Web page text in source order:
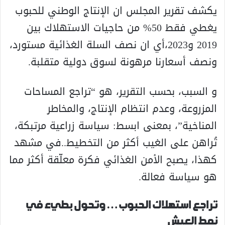
يكشف تقرير المجلس ان الإنتاج الوطني للحبوب
يغطي فقط 50% من حاجيات الاستهلاك بين
2019 و2023،أي ان نصف السلة الغذائية مستورد،
ونصف أسعارنا مرهونة لسوق دولية متقلبة.
و السبب، بحسب التقرير، هو “تراجع المساحات
المزروعة، وعدم انتظام الإنتاج، والمخاطر
المناخية”، بمعنى ابسط: سياسة زراعية مرتبكة،
تُراهن على الغيب أكثر من التخطيط..في مشهد
كهذا، يصبح الأمن الغذائي فكرة معلّقة أكثر مما
هو سياسة فعالة.
تراجع استهلاك الحبوب… وتحول بطيء في
نمط العيش